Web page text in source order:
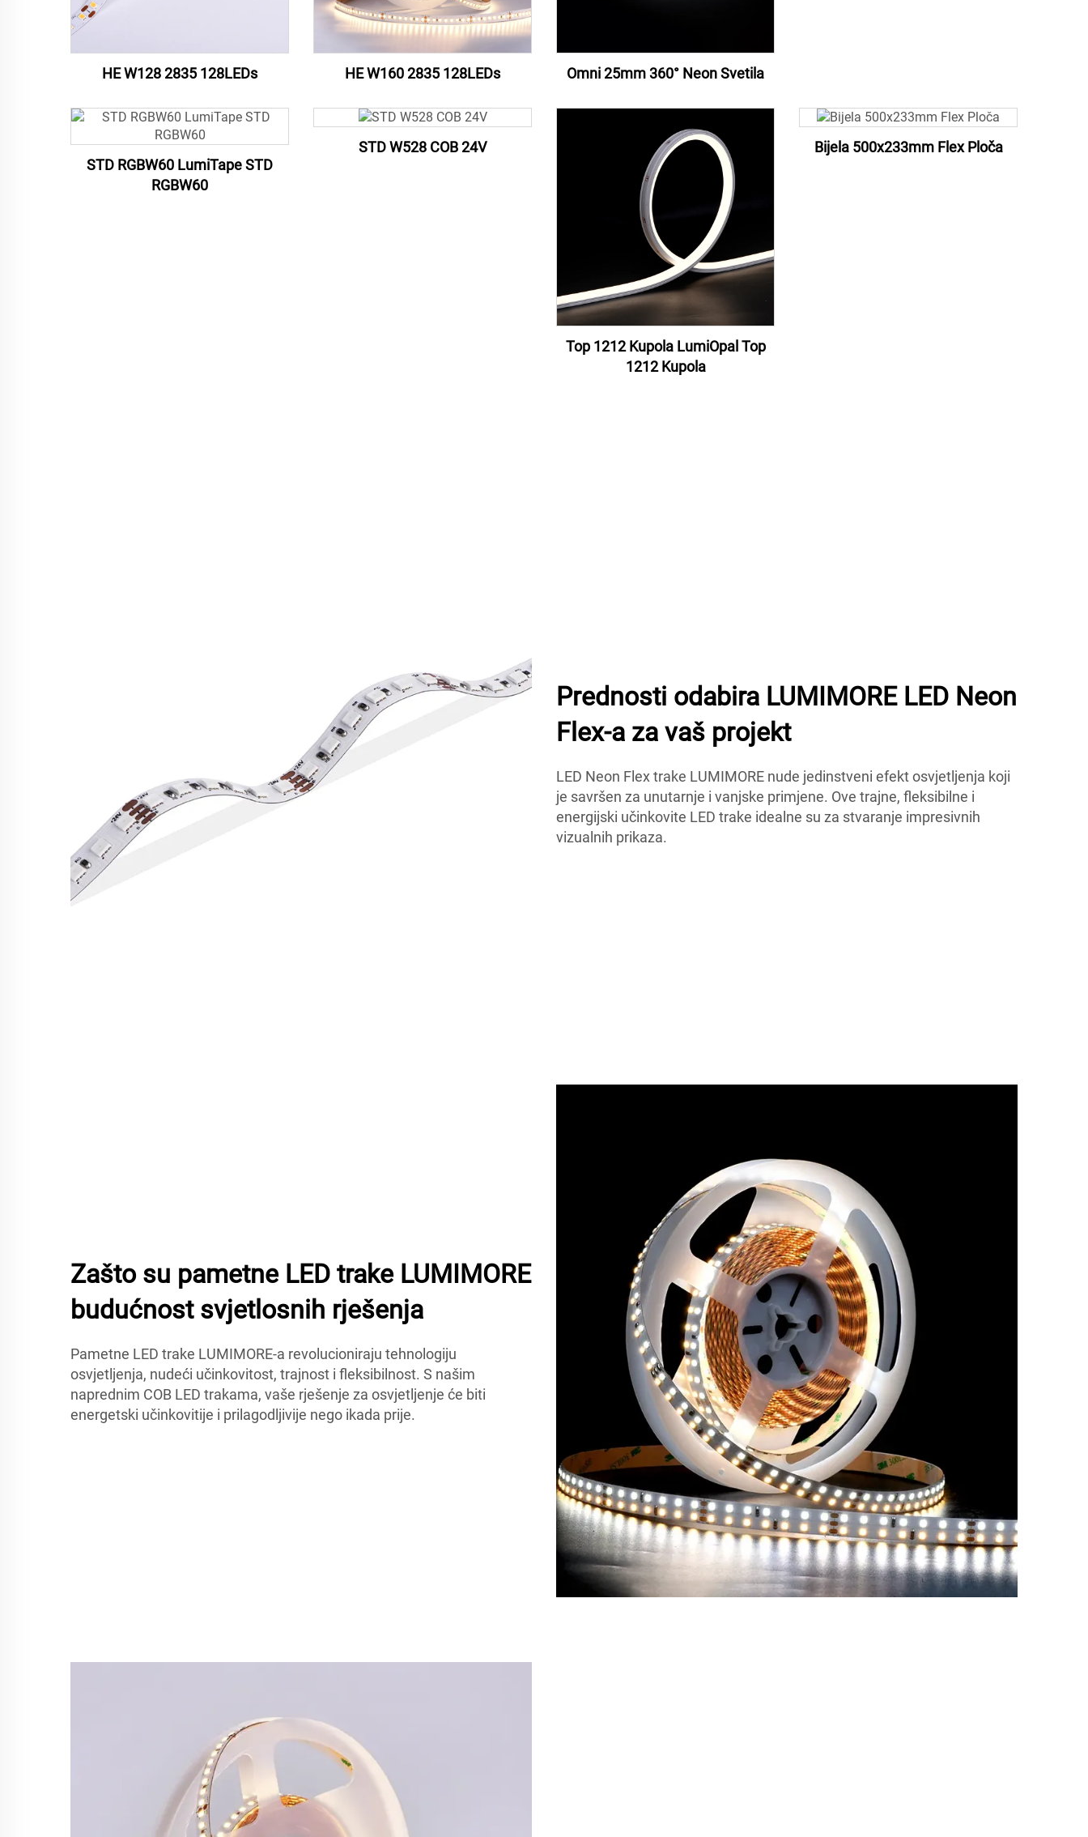
HE W128 2835 128LEDs HE W160 2835 128LEDs Omni 25mm 360° Neon Svetila
STD RGBW60 LumiTape STD
RGBW60
STD W528 COB 24V
Top 1212 Kupola LumiOpal Top
1212 Kupola
Bijela 500x233mm Flex Ploča
Prednosti odabira LUMIMORE LED Neon
Flex-a za vaš projekt
LED Neon Flex trake LUMIMORE nude jedinstveni efekt osvjetljenja koji
je savršen za unutarnje i vanjske primjene. Ove trajne, fleksibilne i
energijski učinkovite LED trake idealne su za stvaranje impresivnih
vizualnih prikaza.
Zašto su pametne LED trake LUMIMORE
budućnost svjetlosnih rješenja
Pametne LED trake LUMIMORE-a revolucioniraju tehnologiju
osvjetljenja, nudeći učinkovitost, trajnost i fleksibilnost. S našim
naprednim COB LED trakama, vaše rješenje za osvjetljenje će biti
energetski učinkovitije i prilagodljivije nego ikada prije.